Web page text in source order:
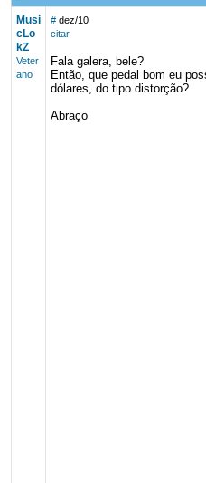
Musi
cLo
kZ
Veter
ano
# dez/10
citar
Fala galera, bele?
Então, que pedal bom eu
dólares, do tipo distorção?
Abraço